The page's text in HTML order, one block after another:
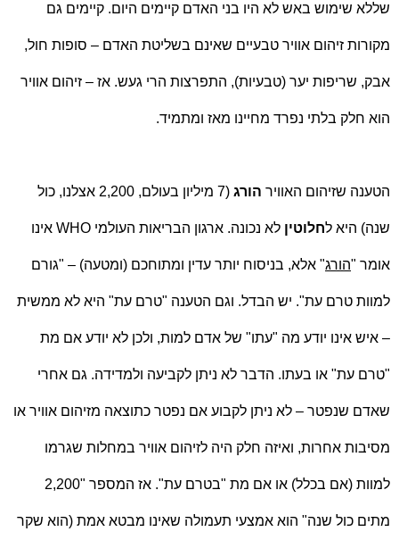
שללא שימוש באש לא היו בני האדם קיימים היום. קיימים גם
מקורות זיהום אוויר טבעיים שאינם בשליטת האדם – סופות חול,
אבק, שריפות יער (טבעיות), התפרצות הרי געש. אז – זיהום אוויר
הוא חלק בלתי נפרד מחיינו מאז ומתמיד.
הטענה שזיהום האוויר הורג (7 מיליון בעולם, 2,200 אצלנו, כול
שנה) היא לחלוטין לא נכונה. ארגון הבריאות העולמי WHO אינו
אומר "הורג" אלא, בניסוח יותר עדין ומתוחכם (ומטעה) – "גורם
למוות טרם עת". יש הבדל. וגם הטענה "טרם עת" היא לא ממשית
– איש אינו יודע מה "עתו" של אדם למות, ולכן לא יודע אם מת
"טרם עת" או בעתו. הדבר לא ניתן לקביעה ולמדידה. גם אחרי
שאדם שנפטר – לא ניתן לקבוע אם נפטר כתוצאה מזיהום אוויר או
מסיבות אחרות, ואיזה חלק היה לזיהום אוויר במחלות שגרמו
למוות (אם בכלל) או אם מת "בטרם עת". אז המספר "2,200
מתים כול שנה" הוא אמצעי תעמולה שאינו מבטא אמת (הוא שקר